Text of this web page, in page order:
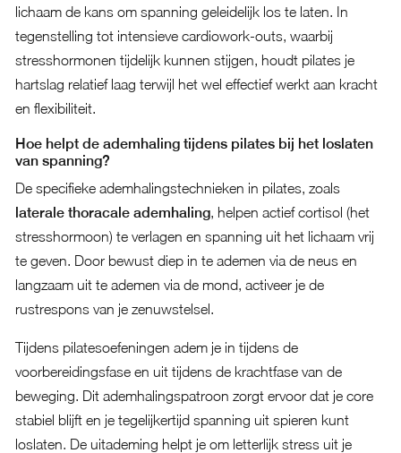
lichaam de kans om spanning geleidelijk los te laten. In
tegenstelling tot intensieve cardiowork-outs, waarbij
stresshormonen tijdelijk kunnen stijgen, houdt pilates je
hartslag relatief laag terwijl het wel effectief werkt aan kracht
en flexibiliteit.
Hoe helpt de ademhaling tijdens pilates bij het loslaten
van spanning?
De specifieke ademhalingstechnieken in pilates, zoals
laterale thoracale ademhaling, helpen actief cortisol (het
stresshormoon) te verlagen en spanning uit het lichaam vrij
te geven. Door bewust diep in te ademen via de neus en
langzaam uit te ademen via de mond, activeer je de
rustrespons van je zenuwstelsel.
Tijdens pilatesoefeningen adem je in tijdens de
voorbereidingsfase en uit tijdens de krachtfase van de
beweging. Dit ademhalingspatroon zorgt ervoor dat je core
stabiel blijft en je tegelijkertijd spanning uit spieren kunt
loslaten. De uitademing helpt je om letterlijk stress uit je